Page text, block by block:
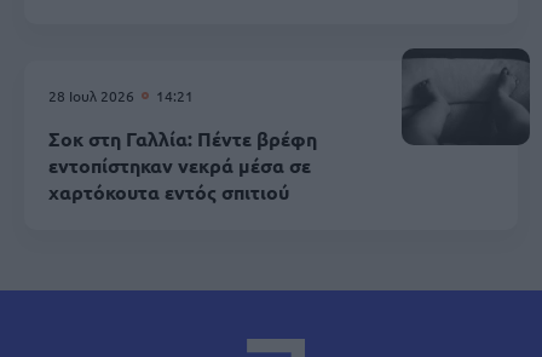
28 Ιουλ 2026 14:21
Σοκ στη Γαλλία: Πέντε βρέφη
εντοπίστηκαν νεκρά μέσα σε
χαρτόκουτα εντός σπιτιού